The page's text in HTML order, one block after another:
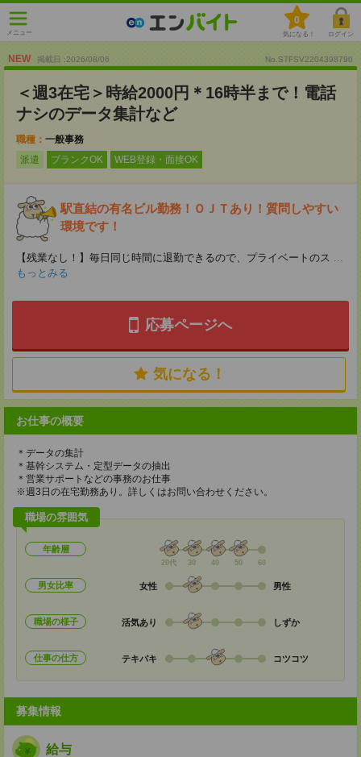
メニュー
0
気になる！ ログイン
NEW 掲載日 :2026/08/06 No.STFSV2204398790
＜週3在宅＞時給2000円＊16時半まで！電話
ナシのデータ集計など
職種： 一般事務
派遣
ブランクOK WEB登録・面接OK
駅直結の有名ビル勤務！ＯＪＴあり！質問しやすい
環境です！
【残業なし！】毎日同じ時間に退勤できるので、プライベートのス ...
もっとみる
応募ページへ
気になる！
お仕事の概要
＊データの集計
＊基幹システム・定型データの抽出
＊営業サポートなどの事務のお仕事
※週3日の在宅勤務あり。詳しくはお問い合わせください。
職場の雰囲気
年齢層
20代 30 40 50 60
男女比率 女性 男性
職場の様子 活気あり しずか
仕事の仕方 テキパキ コツコツ
募集情報
給与